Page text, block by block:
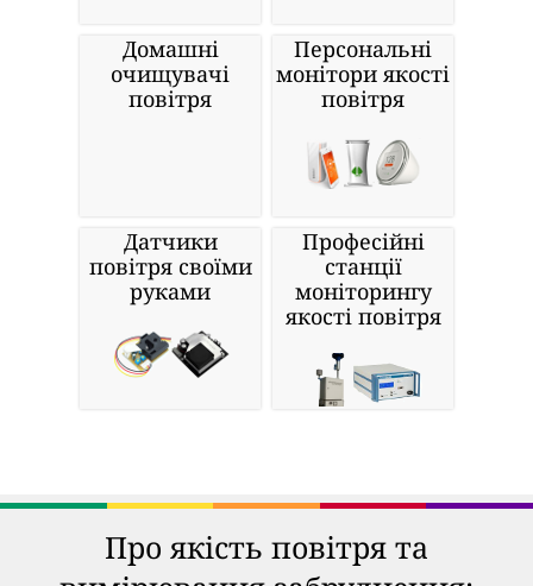
Домашні
очищувачі
повітря
Персональні
монітори якості
повітря
Датчики
повітря своїми
руками
Професійні
станції
моніторингу
якості повітря
Про якість повітря та